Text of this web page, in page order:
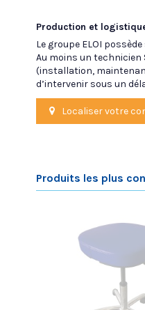
Production et
Le groupe ELOI
Au moins un technicien
(installation,
d’intervenir sous un
Localiser votre
Produits les plus